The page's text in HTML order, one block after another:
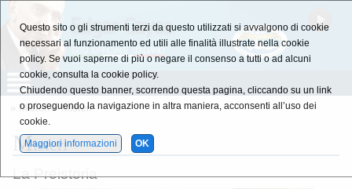
Misteri » Misteri
Misteri
La Preistoria
Questo sito o gli strumenti terzi da questo utilizzati si avvalgono di cookie
necessari al funzionamento ed utili alle finalità illustrate nella cookie
policy. Se vuoi saperne di più o negare il consenso a tutti o ad alcuni
cookie, consulta la cookie policy.
Chiudendo questo banner, scorrendo questa pagina, cliccando su un link
o proseguendo la navigazione in altra maniera, acconsenti all’uso dei
cookie.
Maggiori informazioni
OK